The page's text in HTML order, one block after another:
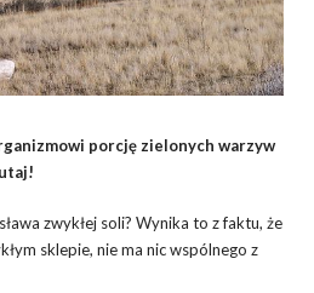
porcję zielonych warzyw
zwykłej soli? Wynika to z faktu, że
sklepie, nie ma nic wspólnego z